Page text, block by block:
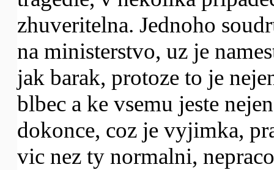
zhuveritelna. Jednoho
na ministerstvo, uz je
jak barak, protoze to je
blbec a ke vsemu jeste
dokonce, coz je vyjimka,
vic nez ty normalni,